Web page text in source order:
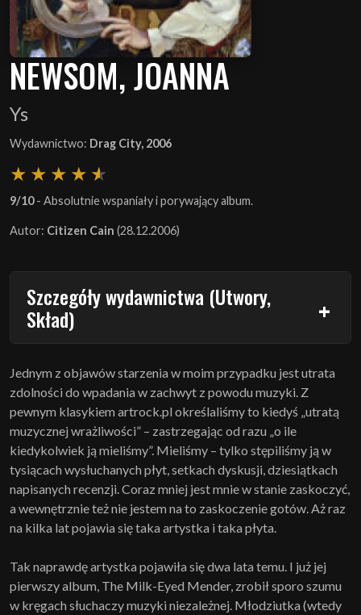
NEWSOM, JOANNA
Ys
Wydawnictwo: Drag City, 2006
9/10- Absolutnie wspaniały i porywający album.
Autor: Citizen Cain (28.12.2006)
Szczegóły wydawnictwa (Utwory,
Skład)
Jednym z objawów starzenia w moim przypadku jest utrata
zdolności do wpadania w zachwyt z powodu muzyki. Z
pewnym klasykiem artrock.pl określaliśmy to kiedyś „utratą
muzycznej wrażliwości” – zastrzegając od razu „o ile
kiedykolwiek ją mieliśmy”. Mieliśmy – tylko stępiliśmy ją w
tysiącach wysłuchanych płyt, setkach dyskusji, dziesiątkach
napisanych recenzji. Coraz mniej jest mnie w stanie zaskoczyć,
a wewnętrznie też nie jestem na to zaskoczenie gotów. Aż raz
na kilka lat pojawia się taka artystka i taka płyta.
Tak naprawdę artystka pojawiła się dwa lata temu. I już jej
pierwszy album, The Milk-Eyed Mender, zrobił sporo szumu
w kręgach słuchaczy muzyki niezależnej. Młodziutka (wtedy